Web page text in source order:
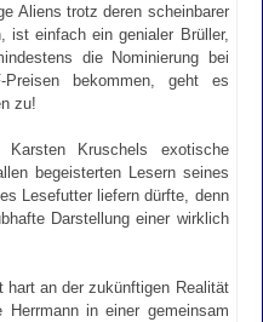
Aliens trotz deren scheinbarer
ist einfach ein genialer Brüller,
die Nominierung bei
Preisen bekommen, geht es
zu!
Kruschels exotische
begeisterten Lesern seines
Lesefutter liefern dürfte, denn
Darstellung einer wirklich
an der zukünftigen Realität
in einer gemeinsam